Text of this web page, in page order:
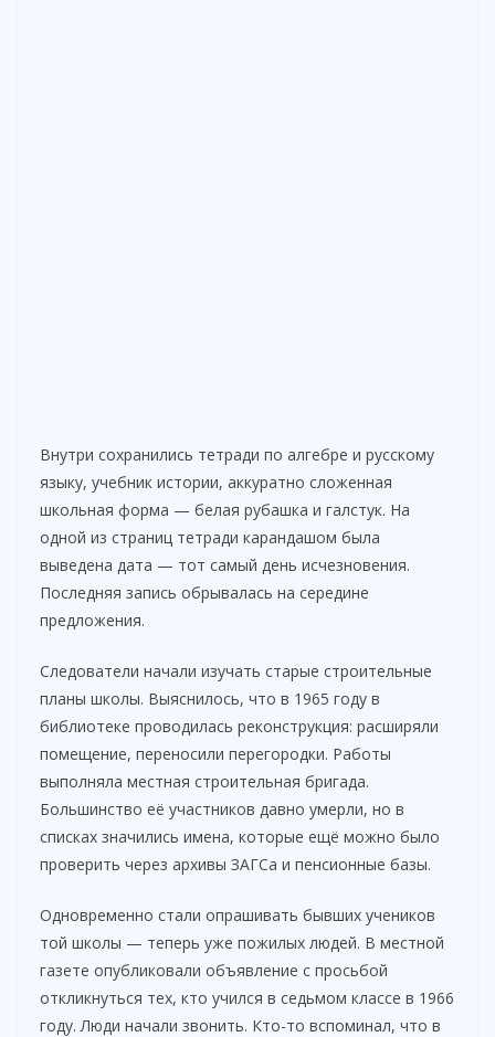
Внутри сохранились тетради по алгебре и русскому
языку, учебник истории, аккуратно сложенная
школьная форма — белая рубашка и галстук. На
одной из страниц тетради карандашом была
выведена дата — тот самый день исчезновения.
Последняя запись обрывалась на середине
предложения.
Следователи начали изучать старые строительные
планы школы. Выяснилось, что в 1965 году в
библиотеке проводилась реконструкция: расширяли
помещение, переносили перегородки. Работы
выполняла местная строительная бригада.
Большинство её участников давно умерли, но в
списках значились имена, которые ещё можно было
проверить через архивы ЗАГСа и пенсионные базы.
Одновременно стали опрашивать бывших учеников
той школы — теперь уже пожилых людей. В местной
газете опубликовали объявление с просьбой
откликнуться тех, кто учился в седьмом классе в 1966
году. Люди начали звонить. Кто-то вспоминал, что в